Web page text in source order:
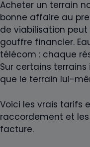
Acheter un terrain
bonne affaire au
de viabilisation
gouffre financier.
télécom : chaque
Sur certains
que le terrain lui-
Voici les vrais tarifs
raccordement et
facture.